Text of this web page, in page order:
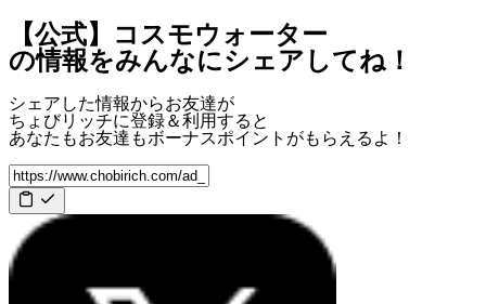
【公式】コスモウォーター
の情報をみんなにシェアしてね！
シェアした情報からお友達が
ちょびリッチに登録＆利用すると
あなたもお友達もボーナスポイント がもらえるよ！